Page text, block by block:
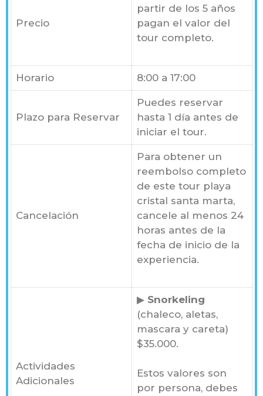
Precio
partir de los 5 años
pagan el valor del
tour completo.
Horario 8:00 a 17:00
Plazo para Reservar
Puedes reservar
hasta 1 día antes de
iniciar el tour.
Cancelación
Para obtener un
reembolso completo
de este tour playa
cristal santa marta,
cancele al menos 24
horas antes de la
fecha de inicio de la
experiencia.
Actividades
Adicionales
▶ Snorkeling
(chaleco, aletas,
mascara y careta)
$35.000.
Estos valores son
por persona, debes